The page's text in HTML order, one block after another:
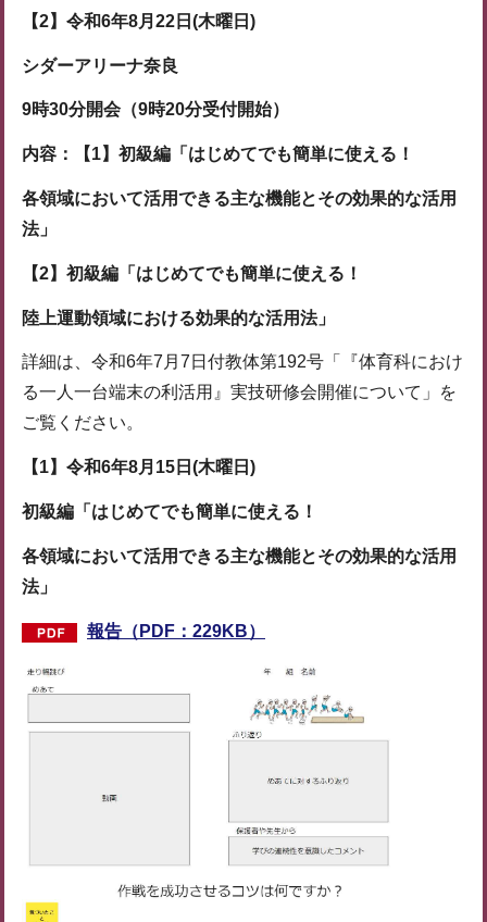
【2】令和6年8月22日(木曜日)
シダーアリーナ奈良
9時30分開会（9時20分受付開始）
内容：【1】初級編「はじめてでも簡単に使える！
各領域において活用できる主な機能とその効果的な活用
法」
【2】初級編「はじめてでも簡単に使える！
陸上運動領域における効果的な活用法」
詳細は、令和6年7月7日付教体第192号「『体育科におけ
る一人一台端末の利活用』実技研修会開催について」を
ご覧ください。
【1】令和6年8月15日(木曜日)
初級編「はじめてでも簡単に使える！
各領域において活用できる主な機能とその効果的な活用
法」
報告（PDF：229KB）